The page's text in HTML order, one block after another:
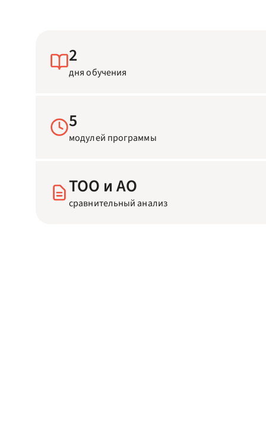
2
дня обучения
5
модулей программы
ТОО и АО
сравнительный анализ